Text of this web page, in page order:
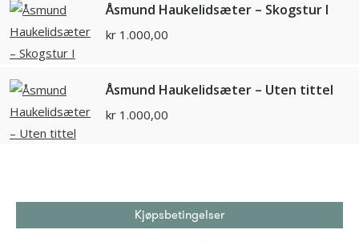
Åsmund Haukelidsæter – Skogstur I
kr 1.000,00
Åsmund Haukelidsæter – Uten tittel
kr 1.000,00
Kjøpsbetingelser